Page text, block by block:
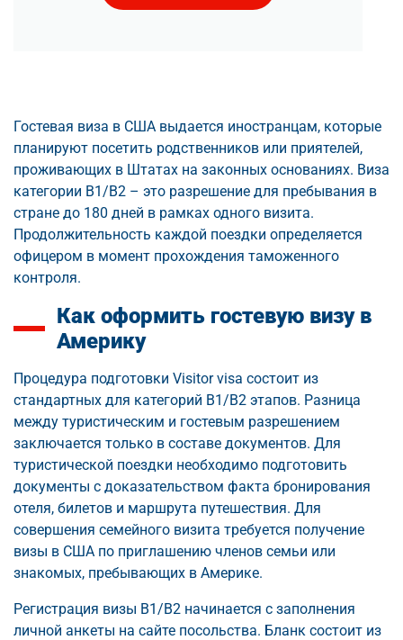
Гостевая виза в США выдается иностранцам, которые
планируют посетить родственников или приятелей,
проживающих в Штатах на законных основаниях. Виза
категории B1/B2 – это разрешение для пребывания в
стране до 180 дней в рамках одного визита.
Продолжительность каждой поездки определяется
офицером в момент прохождения таможенного
контроля.
Как оформить гостевую визу в
Америку
Процедура подготовки Visitor visa состоит из
стандартных для категорий B1/B2 этапов. Разница
между туристическим и гостевым разрешением
заключается только в составе документов. Для
туристической поездки необходимо подготовить
документы с доказательством факта бронирования
отеля, билетов и маршрута путешествия. Для
совершения семейного визита требуется получение
визы в США по приглашению членов семьи или
знакомых, пребывающих в Америке.
Регистрация визы B1/B2 начинается с заполнения
личной анкеты на сайте посольства. Бланк состоит из